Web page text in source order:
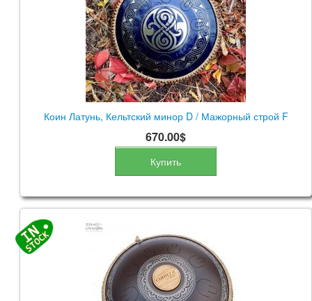
Коин Латунь, Кельтский минор D / Мажорный строй F
670.00$
Купить